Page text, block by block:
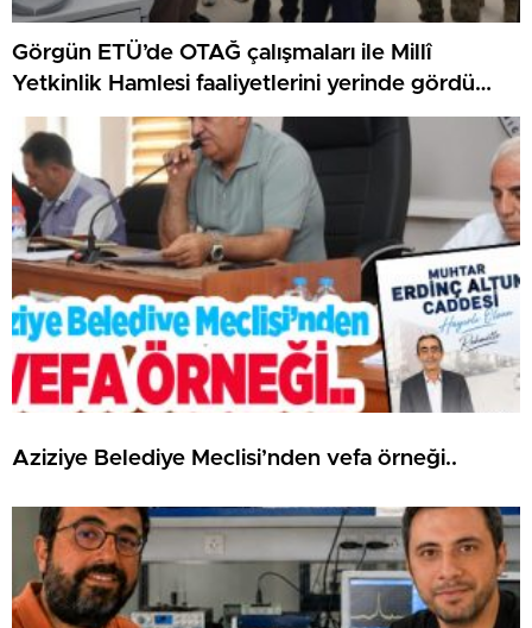
Görgün ETÜ’de OTAĞ çalışmaları ile Millî
Yetkinlik Hamlesi faaliyetlerini yerinde gördü…
Aziziye Belediye Meclisi’nden vefa örneği..